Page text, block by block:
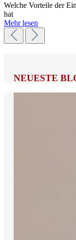
Welche Vorteile der
hat
Mehr lesen
NEUESTE